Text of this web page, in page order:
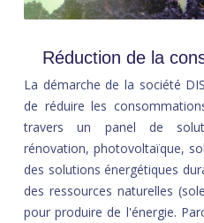
Réduction de la
La démarche de la société
de réduire les
travers un panel de
rénovation, photovoltaïque,
des solutions énergétiques
des ressources naturelles
pour produire de l'énergie.